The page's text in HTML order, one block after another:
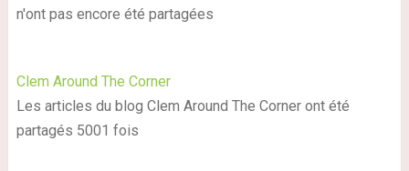
n'ont pas encore été partagées
Clem Around The Corner
Les articles du blog Clem Around The Corner ont été
partagés 5001 fois